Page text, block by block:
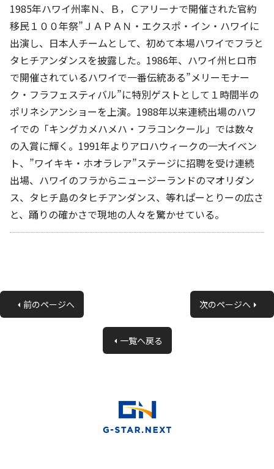
1985年ハワイ州率Ｎ、Ｂ，Ｃアリーナで開催された官約
移民１００年祭”ＪＡＰＡＮ・エクスポ・イン・ハワイに
出演し、日本人チームとして、初めて本場ハワイでフラと
タヒチアンダンスを披露した。1986年、ハワイ州ヒロ市
で開催されているハワイで一番伝統ある”メリーモナー
ク・フラフェスティバル”に特別ゲストとして１時間半の
ポリネシアンショーを上演。1988年以来連続出場のハワ
イでの「キングカメハメハ・フラコンクール」では数々
の入賞に輝く。1991年よりアロハウィークの一大イベン
ト、”ワイキキ・ホオラレア”ステージに招聘を受け連続
出場、ハワイのフラからニュージーランドのマオリダン
ス、タヒチ島のタヒチアンダンス、等れぱーとりーの広さ
と、踊りの確かさで現地の人々を驚かせている。
前のページへ 次のページへ
一覧へ戻る